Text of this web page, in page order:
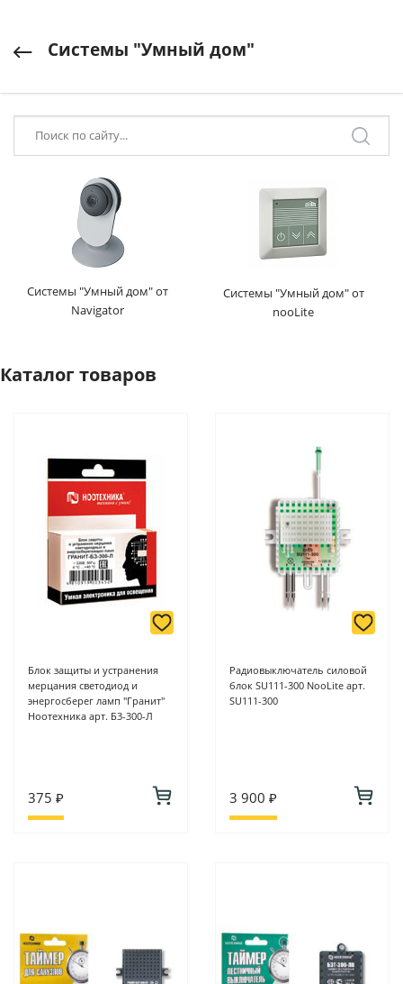
Системы "Умный дом"
Системы "Умный дом" от
Navigator
Системы "Умный дом" от
nooLite
Каталог товаров
Блок защиты и устранения
мерцания светодиод и
энергосберег ламп "Гранит"
Ноотехника арт. Б3-300-Л
375 ₽
Радиовыключатель силовой
блок SU111-300 NooLite арт.
SU111-300
3 900 ₽